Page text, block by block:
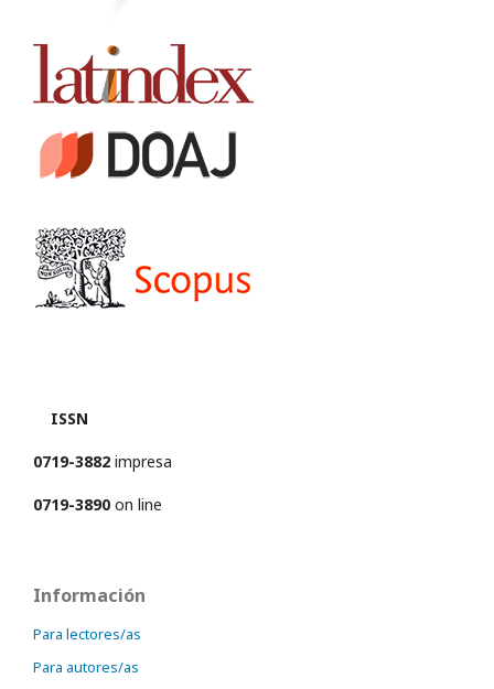
ISSN
0719-3882 impresa
0719-3890 on line
Información
Para lectores/as
Para autores/as